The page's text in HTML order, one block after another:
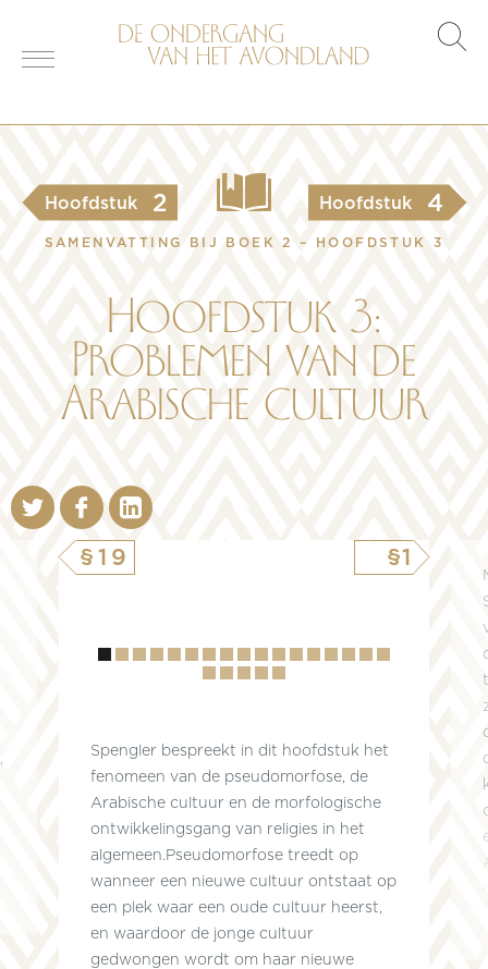
Hoofdstuk 2 Hoofdstuk 4
SAMENVATTING BIJ BOEK 2 – HOOFDSTUK 3
Hoofdstuk 3:
Problemen van de
Arabische cultuur
§19 §1
Hoofdstuk
1 2 3 4 5 6 7 8 9 10 11 12 13 14 15
17 18 19 20
Spengler bespreekt in dit hoofdstuk het
fenomeen van de pseudomorfose, de
Arabische cultuur en de morfologische
ontwikkelingsgang van religies in het
algemeen.Pseudomorfose treedt op
wanneer een nieuwe cultuur ontstaat op
een plek waar een oude cultuur heerst,
en waardoor de jonge cultuur
gedwongen wordt om haar nieuwe